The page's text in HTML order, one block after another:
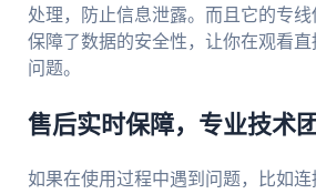
处理，防止信息泄露。而且它的专
保障了数据的安全性，让你在观看
问题。
售后实时保障，专业技术
如果在使用过程中遇到问题，比如